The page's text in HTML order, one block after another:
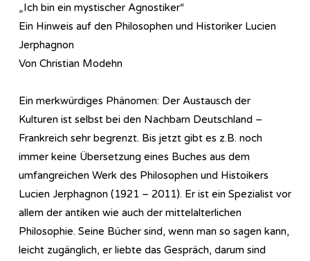
„Ich bin ein mystischer Agnostiker“
Ein Hinweis auf den Philosophen und Historiker Lucien
Jerphagnon
Von Christian Modehn
Ein merkwürdiges Phänomen: Der Austausch der
Kulturen ist selbst bei den Nachbarn Deutschland –
Frankreich sehr begrenzt. Bis jetzt gibt es z.B. noch
immer keine Übersetzung eines Buches aus dem
umfangreichen Werk des Philosophen und Histoikers
Lucien Jerphagnon (1921 – 2011). Er ist ein Spezialist vor
allem der antiken wie auch der mittelalterlichen
Philosophie. Seine Bücher sind, wenn man so sagen kann,
leicht zugänglich, er liebte das Gespräch, darum sind